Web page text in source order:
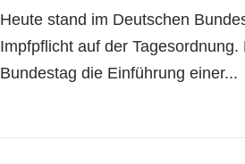
Heute stand im Deutschen
Impfpflicht auf der
Bundestag die Einführung einer...